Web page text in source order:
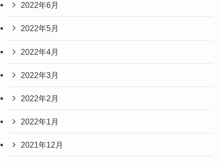
2022年6月
2022年5月
2022年4月
2022年3月
2022年2月
2022年1月
2021年12月